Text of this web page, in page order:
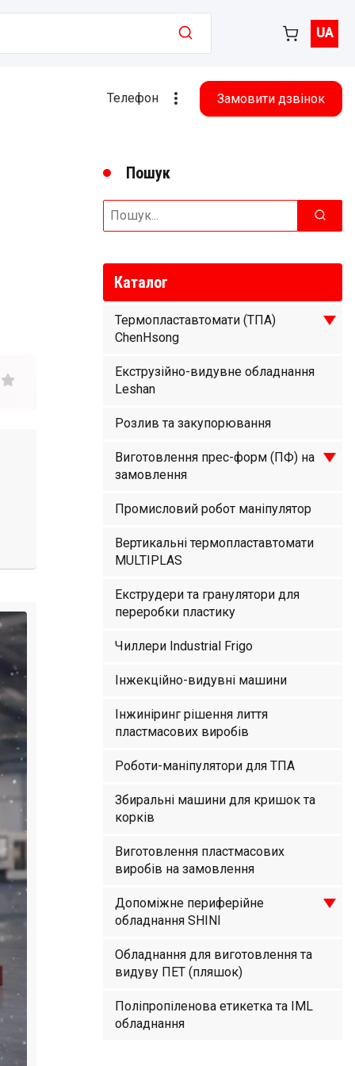
UA
Телефон Замовити дзвінок
Пошук
Search
for:
Каталог
Термопластавтомати (ТПА)
ChenHsong
Екструзійно-видувне обладнання
Leshan
Розлив та закупорювання
Виготовлення прес-форм (ПФ) на
замовлення
Промисловий робот маніпулятор
Вертикальні термопластавтомати
MULTIPLAS
Екструдери та гранулятори для
переробки пластику
Чиллери Industrial Frigo
Інжекційно-видувні машини
Інжиніринг рішення лиття
пластмасових виробів
Роботи-маніпулятори для ТПА
Збиральні машини для кришок та
корків
Виготовлення пластмасових
виробів на замовлення
Допоміжне периферійне
обладнання SHINI
Обладнання для виготовлення та
видуву ПЕТ (пляшок)
Поліпропіленова етикетка та IML
обладнання